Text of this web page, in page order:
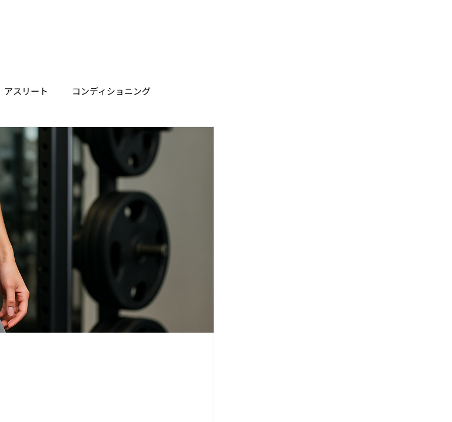
アスリート コンディショニング